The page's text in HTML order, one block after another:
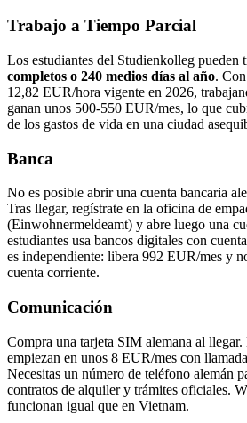
Trabajo a Tiempo Parcial
Los estudiantes del Studienkolleg pueden
completos o 240 medios días al año.
12,82 EUR/hora vigente en 2026,
ganan unos 500-550 EUR/mes, lo que
de los gastos de vida en una ciudad
Banca
No es posible abrir una cuenta bancaria
Tras llegar, regístrate en la oficina de
(Einwohnermeldeamt) y abre luego una
estudiantes usa bancos digitales con
es independiente: libera 992 EUR/mes y
cuenta corriente.
Comunicación
Compra una tarjeta SIM alemana al
empiezan en unos 8 EUR/mes con
Necesitas un número de teléfono alemán
contratos de alquiler y trámites oficiales.
funcionan igual que en Vietnam.